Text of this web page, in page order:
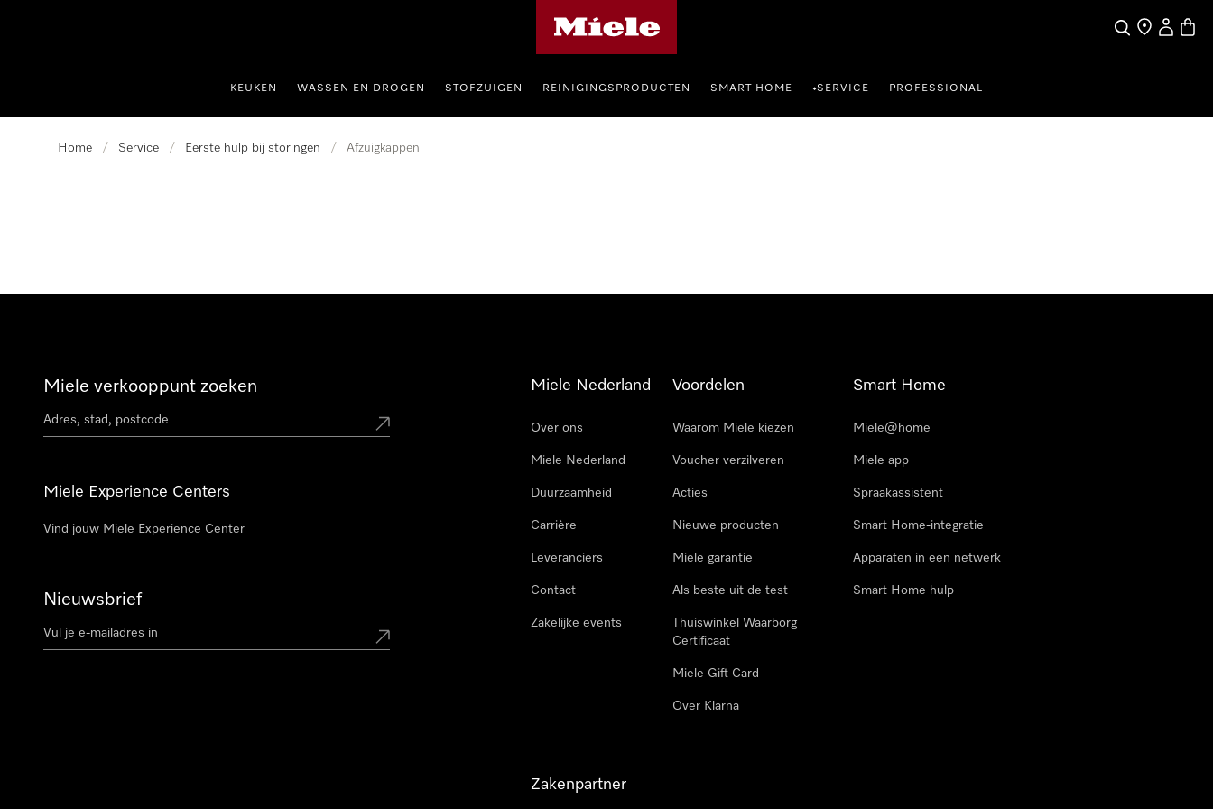
Wat zoek je?
Dealer zoeken
Mijn
KEUKEN WASSEN EN DROGEN STOFZUIGEN REINIGINGSPRODUCTEN SMART HOME •SERVICE PROFESSIONAL
Home / Service / Eerste hulp bij storingen / Afzuigkappen
Miele verkooppunt zoeken
Miele Experience Centers
Vind jouw Miele Experience Center
Nieuwsbrief
Miele Nederland
Over ons
Miele Nederland
Duurzaamheid
Carrière
Leveranciers
Contact
Zakelijke events
Voordelen
Waarom Miele kiezen
Voucher verzilveren
Acties
Nieuwe producten
Miele garantie
Als beste uit de test
Thuiswinkel Waarborg
Certificaat
Miele Gift Card
Over Klarna
Smart Home
Miele@home
Miele app
Spraakassistent
Smart Home-integratie
Apparaten in een netwerk
Smart Home hulp
Zakenpartner